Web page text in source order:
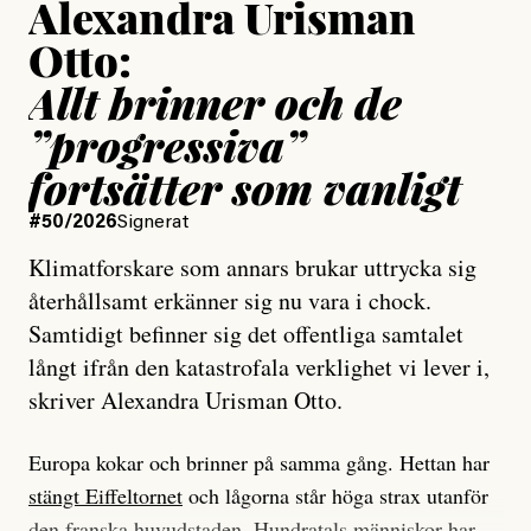
Alexandra Urisman
Otto:
Allt brinner och de
”progressiva”
fortsätter som vanligt
#50/2026Signerat
Klimatforskare som annars brukar uttrycka sig
återhållsamt erkänner sig nu vara i chock.
Samtidigt befinner sig det offentliga samtalet
långt ifrån den katastrofala verklighet vi lever i,
skriver Alexandra Urisman Otto.
Europa kokar och brinner på samma gång. Hettan har
stängt Eiffeltornet och lågorna står höga strax utanför